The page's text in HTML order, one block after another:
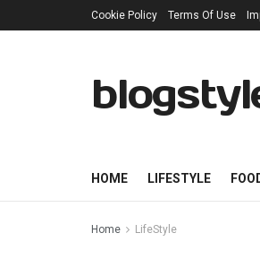
Cookie Policy Terms Of Use
HOME LIFESTYLE
Home LifeStyle